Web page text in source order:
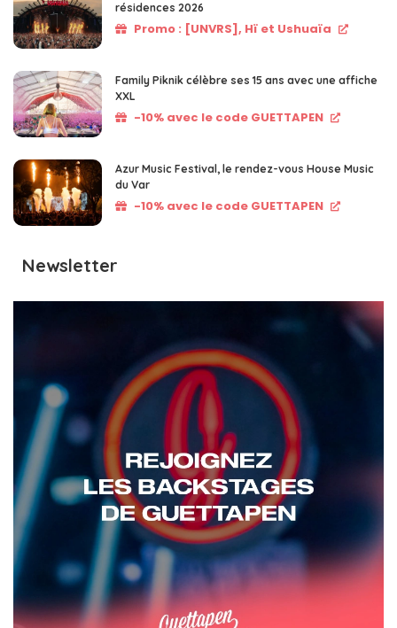
résidences 2026
Promo : [UNVRS], Hï et Ushuaïa
Family Piknik célèbre ses 15 ans avec une affiche
XXL
-10% avec le code GUETTAPEN
Azur Music Festival, le rendez-vous House Music
du Var
-10% avec le code GUETTAPEN
Newsletter